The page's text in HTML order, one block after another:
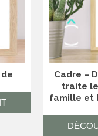
Cadre –
traite
famille et